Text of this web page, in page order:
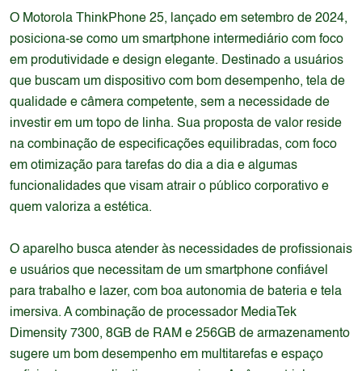
O Motorola ThinkPhone 25, lançado em setembro de 2024,
posiciona-se como um smartphone intermediário com foco
em produtividade e design elegante. Destinado a usuários
que buscam um dispositivo com bom desempenho, tela de
qualidade e câmera competente, sem a necessidade de
investir em um topo de linha. Sua proposta de valor reside
na combinação de especificações equilibradas, com foco
em otimização para tarefas do dia a dia e algumas
funcionalidades que visam atrair o público corporativo e
quem valoriza a estética.
O aparelho busca atender às necessidades de profissionais
e usuários que necessitam de um smartphone confiável
para trabalho e lazer, com boa autonomia de bateria e tela
imersiva. A combinação de processador MediaTek
Dimensity 7300, 8GB de RAM e 256GB de armazenamento
sugere um bom desempenho em multitarefas e espaço